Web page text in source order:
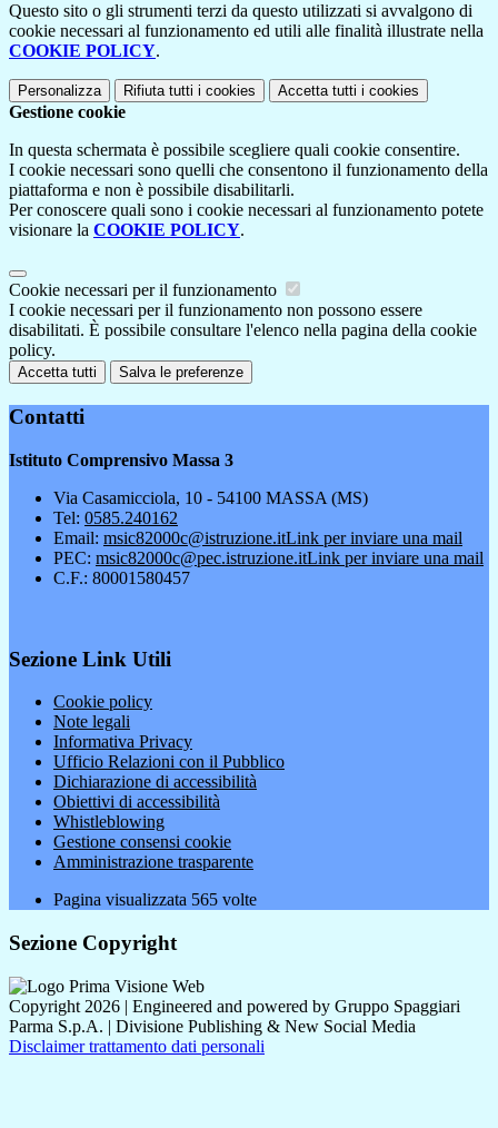
Questo sito o gli strumenti terzi da questo utilizzati si avvalgono di
cookie necessari al funzionamento ed utili alle finalità illustrate nella
COOKIE POLICY.
Personalizza Rifiuta tutti i cookies Accetta tutti i cookies
Gestione cookie
In questa schermata è possibile scegliere quali cookie consentire.
I cookie necessari sono quelli che consentono il funzionamento della
piattaforma e non è possibile disabilitarli.
Per conoscere quali sono i cookie necessari al funzionamento potete
visionare la COOKIE POLICY.
Cookie necessari per il funzionamento
I cookie necessari per il funzionamento non possono essere
disabilitati. È possibile consultare l'elenco nella pagina della cookie
policy.
Accetta tutti Salva le preferenze
Contatti
Istituto Comprensivo Massa 3
Via Casamicciola, 10 - 54100 MASSA (MS)
Tel: 0585.240162
Email: msic82000c@istruzione.itLink per inviare una mail
PEC: msic82000c@pec.istruzione.itLink per inviare una mail
C.F.: 80001580457
Sezione Link Utili
Cookie policy
Note legali
Informativa Privacy
Ufficio Relazioni con il Pubblico
Dichiarazione di accessibilità
Obiettivi di accessibilità
Whistleblowing
Gestione consensi cookie
Amministrazione trasparente
Pagina visualizzata 565 volte
Sezione Copyright
Copyright 2026 | Engineered and powered by Gruppo Spaggiari
Parma S.p.A. | Divisione Publishing & New Social Media
Disclaimer trattamento dati personali